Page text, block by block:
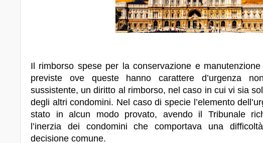
Il rimborso spese per la conservazione e
previste ove queste hanno carattere d’urgenza
sussistente, un diritto al rimborso, nel caso in cui vi sia
degli altri condomini. Nel caso di specie l’elemento
stato in alcun modo provato, avendo il Tribunale
l’inerzia dei condomini che comportava una
decisione comune.